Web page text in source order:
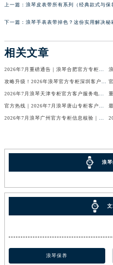
上一篇： 浪琴皮表带所有系列（经典款式与保
下一篇： 浪琴手表表带掉色？这份实用解决秘
相关文章
浪
浪琴保养